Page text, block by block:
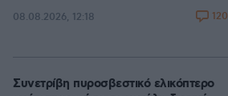
08.08.2026, 12:18 120
Συνετρίβη πυροσβεστικό ελικόπτερο